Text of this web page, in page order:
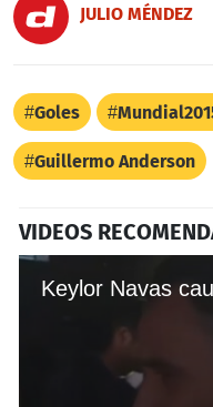
JULIO MÉNDEZ
Goles
Guillermo Anderson
VIDEOS